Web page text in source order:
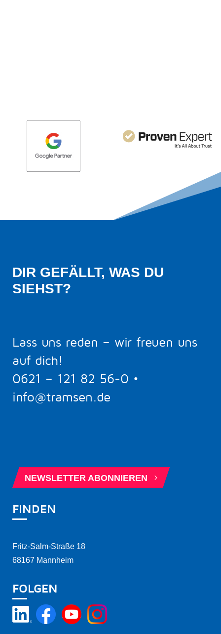
DIR GEFÄLLT, WAS DU
SIEHST?
Lass uns reden – wir freuen uns
auf dich!
0621 – 121 82 56-0 •
info@tramsen.de
NEWSLETTER ABONNIEREN 5
FINDEN
Fritz-Salm-Straße 18
68167 Mannheim
FOLGEN